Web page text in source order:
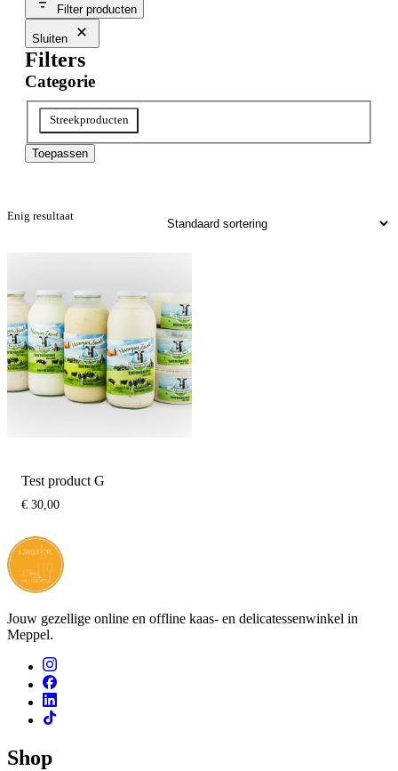
Filter producten
Sluiten
Filters
Categorie
Categorie
Streekproducten
Toepassen
Enig resultaat
Test product G
€ 30,00
Jouw gezellige online en offline kaas- en delicatessenwinkel in
Meppel.
Shop